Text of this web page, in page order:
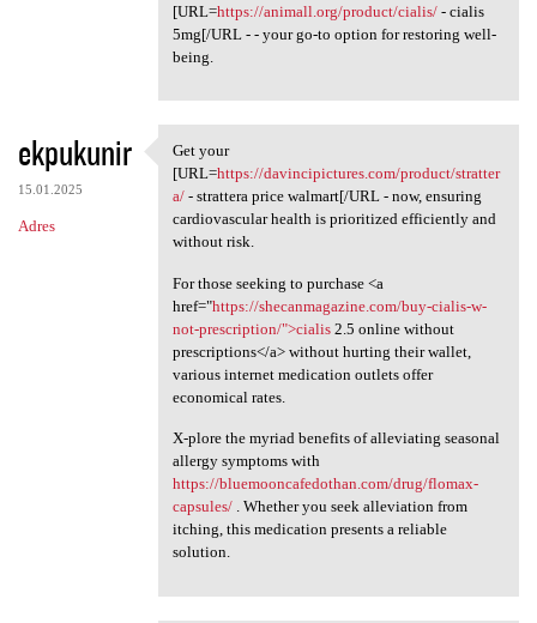
[URL=https://animall.org/product/cialis/- cialis
5mg[/URL - - your go-to option for restoring well-
being.
ekpukunir
15.01.2025
Adres
Get your [URL=https:/
Get your
[URL=https://davincipictures.com/product/stratter
a/- strattera price walmart[/URL - now, ensuring
cardiovascular health is prioritized efficiently and
without risk.
For those seeking to purchase <a
href="https://shecanmagazine.com/buy-cialis-w-
not-prescription/">cialis2.5 online without
prescriptions</a> without hurting their wallet,
various internet medication outlets offer
economical rates.
X-plore the myriad benefits of alleviating seasonal
allergy symptoms with
https://bluemooncafedothan.com/drug/flomax-
capsules/. Whether you seek alleviation from
itching, this medication presents a reliable
solution.